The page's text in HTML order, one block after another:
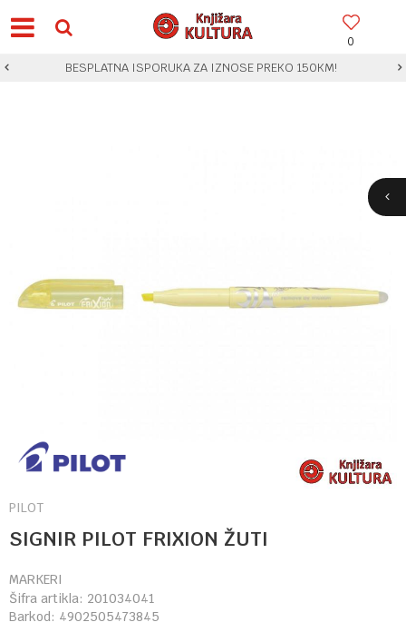
0
BESPLATNA ISPORUKA ZA IZNOSE PREKO 150KM!
PILOT
SIGNIR PILOT FRIXION ŽUTI
MARKERI
Šifra artikla: 201034041
Barkod: 4902505473845